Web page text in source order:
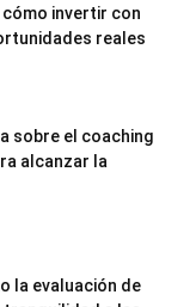
invertir con
reales
sobre el coaching
alcanzar la
la evaluación de